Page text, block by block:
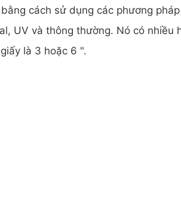
cách sử dụng các phương
UV và thông thường. Nó có nhiều
là 3 hoặc 6 ".